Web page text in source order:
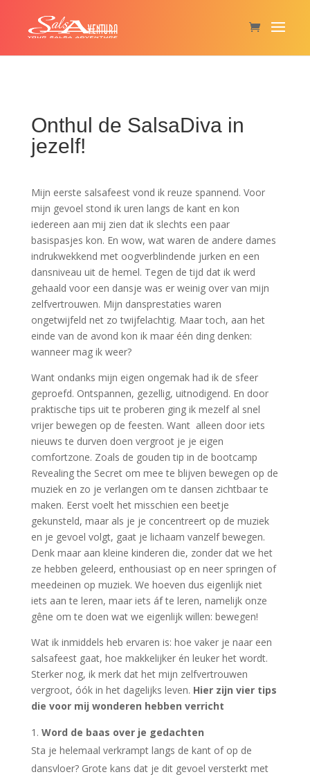
Onthul de SalsaDiva in
jezelf!
Mijn eerste salsafeest vond ik reuze spannend. Voor
mijn gevoel stond ik uren langs de kant en kon
iedereen aan mij zien dat ik slechts een paar
basispasjes kon. En wow, wat waren de andere dames
indrukwekkend met oogverblindende jurken en een
dansniveau uit de hemel. Tegen de tijd dat ik werd
gehaald voor een dansje was er weinig over van mijn
zelfvertrouwen. Mijn dansprestaties waren
ongetwijfeld net zo twijfelachtig. Maar toch, aan het
einde van de avond kon ik maar één ding denken:
wanneer mag ik weer?
Want ondanks mijn eigen ongemak had ik de sfeer
geproefd. Ontspannen, gezellig, uitnodigend. En door
praktische tips uit te proberen ging ik mezelf al snel
vrijer bewegen op de feesten. Want alleen door iets
nieuws te durven doen vergroot je je eigen
comfortzone. Zoals de gouden tip in de bootcamp
Revealing the Secret om mee te blijven bewegen op de
muziek en zo je verlangen om te dansen zichtbaar te
maken. Eerst voelt het misschien een beetje
gekunsteld, maar als je je concentreert op de muziek
en je gevoel volgt, gaat je lichaam vanzelf bewegen.
Denk maar aan kleine kinderen die, zonder dat we het
ze hebben geleerd, enthousiast op en neer springen of
meedeinen op muziek. We hoeven dus eigenlijk niet
iets aan te leren, maar iets áf te leren, namelijk onze
gêne om te doen wat we eigenlijk willen: bewegen!
Wat ik inmiddels heb ervaren is: hoe vaker je naar een
salsafeest gaat, hoe makkelijker én leuker het wordt.
Sterker nog, ik merk dat het mijn zelfvertrouwen
vergroot, óók in het dagelijks leven. Hier zijn vier tips
die voor mij wonderen hebben verricht
Word de baas over je gedachten
Sta je helemaal verkrampt langs de kant of op de
dansvloer? Grote kans dat je dit gevoel versterkt met